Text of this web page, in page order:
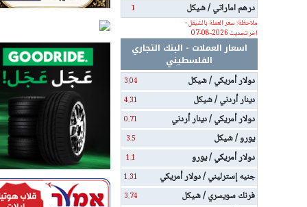
درهم اماراتي / شيكل
1
ملاحظة: سعر العملة بالشيقل -
اخر تحديث 2026-08-07
اسعار العملات - البنك التجاري
الفلسطيني
دولار أمريكي / شيكل
3.04
دينار أردني / شيكل 4.31
دولار أمريكي / دينار أردني 0.71
يورو / شيكل 3.5
دولار أمريكي / يورو 1.1
جنيه إسترليني / دولار أمريكي 1.31
فرنك سويسري / شيكل 3.74